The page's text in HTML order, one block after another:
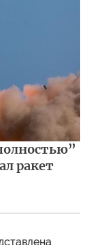
ракет